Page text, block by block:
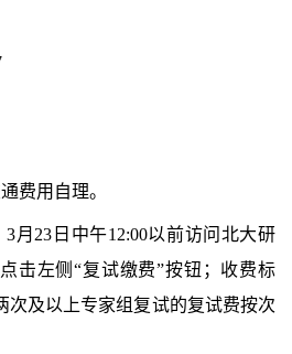
费用自理。
3月23 日中午12:00以前访问北大研
击左侧“复试缴费”按钮；收费标
次及以上专家组复试的复试费按次